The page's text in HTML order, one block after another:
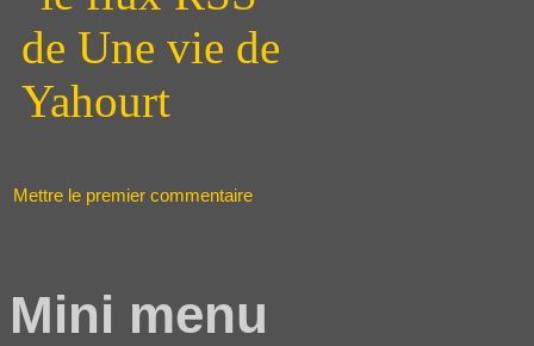
Mettre le premier commentaire
Mini menu